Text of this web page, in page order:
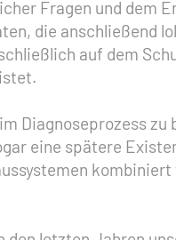
Fragen und dem
die anschließend
auf dem
Diagnoseprozess zu
eine spätere
kombiniert